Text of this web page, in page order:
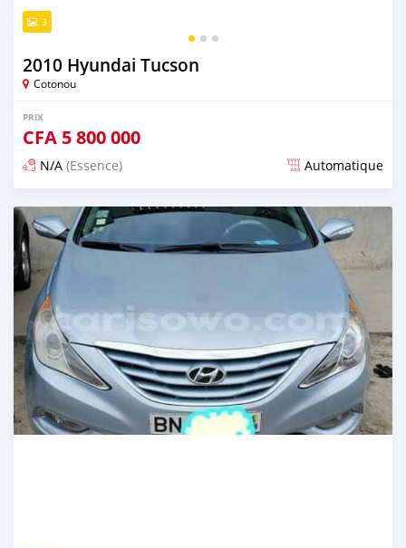
3
2010 Hyundai Tucson
Cotonou
PRIX
CFA 5 800 000
N/A (Essence) Automatique
Publié il y a presque 6 ans